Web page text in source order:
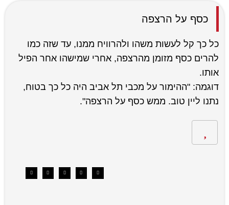
כסף על הרצפה
כל כך קל לעשות משהו ולהרוויח ממנו, עד שזה כמו
להרים כסף מזומן מהרצפה, אחרי שמישהו אחר הפיל
אותו.
דוגמה: "ההימור על מכבי תל אביב היה כל כך בטוח,
נתנו ליין טוב. ממש כסף על הרצפה".